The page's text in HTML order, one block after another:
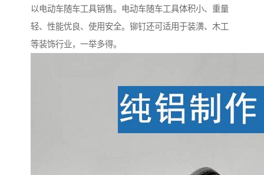
以电动车随车工具销售。电动车随车工具体积小、重量
轻、性能优良、使用安全。铆钉还可适用于装潢、木工
等装饰行业，一举多得。